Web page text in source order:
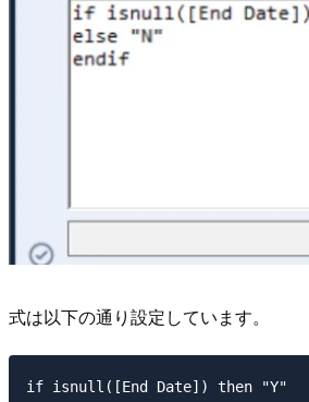
式は以下の通り設定しています。
if isnull([End Date]) then "Y"